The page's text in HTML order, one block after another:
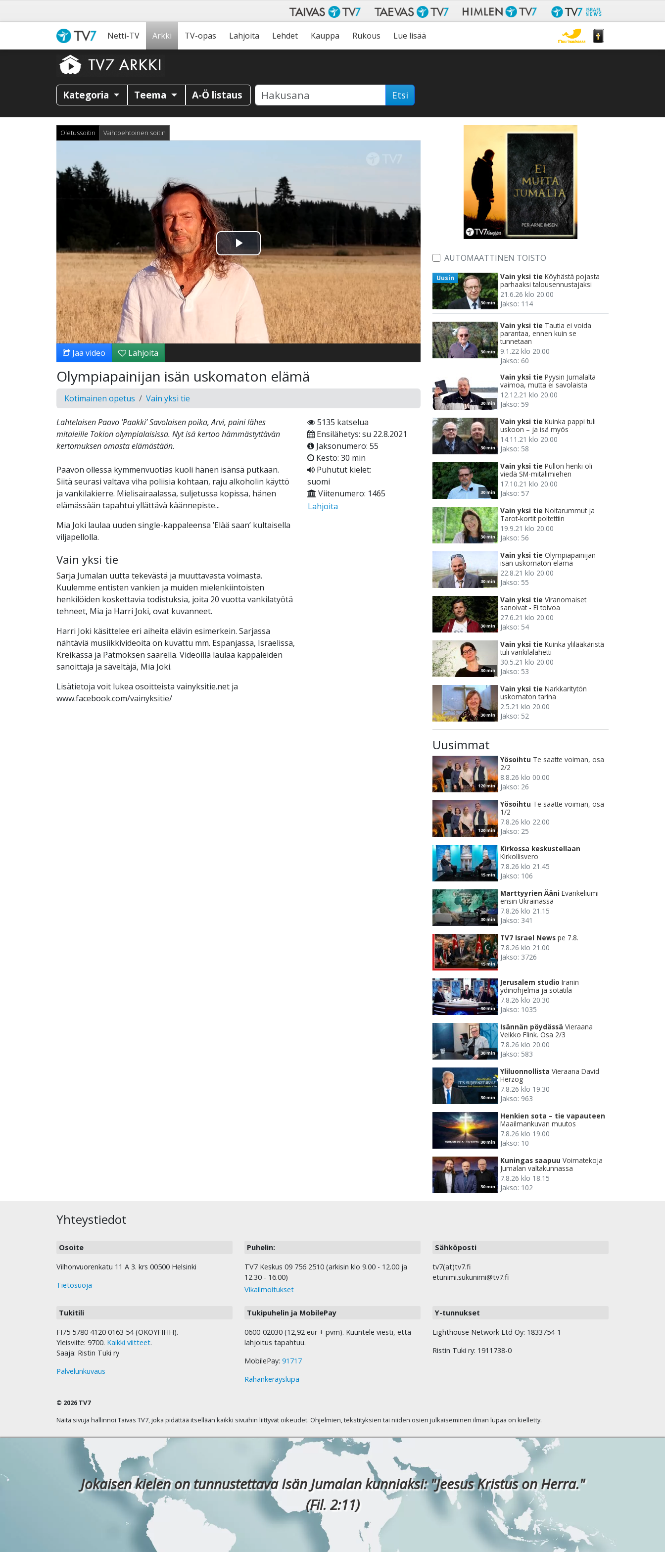
Netti-TV Arkki TV-opas Lahjoita Lehdet Kauppa Rukous Lue lisää
Kategoria Teema A-Ö listaus Etsi
Oletussoitin Vaihtoehtoinen soitin
Toista
Video
Jaa video Lahjoita
Olympiapainijan isän uskomaton elämä
Kotimainen opetus Vain yksi tie
Lahtelaisen Paavo ’Paakki’ Savolaisen poika, Arvi, paini lähes
mitaleille Tokion olympialaisissa. Nyt isä kertoo hämmästyttävän
kertomuksen omasta elämästään.
Paavon ollessa kymmenvuotias kuoli hänen isänsä putkaan.
Siitä seurasi valtava viha poliisia kohtaan, raju alkoholin käyttö
ja vankilakierre. Mielisairaalassa, suljetussa kopissa, hänen
elämässään tapahtui yllättävä käännepiste...
Mia Joki laulaa uuden single-kappaleensa ’Elää saan’ kultaisella
viljapellolla.
Vain yksi tie
Sarja Jumalan uutta tekevästä ja muuttavasta voimasta.
Kuulemme entisten vankien ja muiden mielenkiintoisten
henkilöiden koskettavia todistuksia, joita 20 vuotta vankilatyötä
tehneet, Mia ja Harri Joki, ovat kuvanneet.
Harri Joki käsittelee eri aiheita elävin esimerkein. Sarjassa
nähtäviä musiikkivideoita on kuvattu mm. Espanjassa, Israelissa,
Kreikassa ja Patmoksen saarella. Videoilla laulaa kappaleiden
sanoittaja ja säveltäjä, Mia Joki.
Lisätietoja voit lukea osoitteista vainyksitie.net ja
www.facebook.com/vainyksitie/
5135 katselua
Ensilähetys: su 22.8.2021
Jaksonumero: 55
Kesto: 30 min
Puhutut kielet:
suomi
Viitenumero: 1465
Lahjoita
AUTOMAATTINEN TOISTO
30 min
Uusin Vain yksi tie Köyhästä pojasta
parhaaksi talousennustajaksi
21.6.26 klo 20.00
Jakso: 114
30 min
Vain yksi tie Tautia ei voida
parantaa, ennen kuin se
tunnetaan
9.1.22 klo 20.00
Jakso: 60
30 min
Vain yksi tie Pyysin Jumalalta
vaimoa, mutta ei savolaista
12.12.21 klo 20.00
Jakso: 59
30 min
Vain yksi tie Kuinka pappi tuli
uskoon – ja isä myös
14.11.21 klo 20.00
Jakso: 58
30 min
Vain yksi tie Pullon henki oli
viedä SM-mitalimiehen
17.10.21 klo 20.00
Jakso: 57
30 min
Vain yksi tie Noitarummut ja
Tarot-kortit poltettiin
19.9.21 klo 20.00
Jakso: 56
30 min
Vain yksi tie Olympiapainijan
isän uskomaton elämä
22.8.21 klo 20.00
Jakso: 55
30 min
Vain yksi tie Viranomaiset
sanoivat - Ei toivoa
27.6.21 klo 20.00
Jakso: 54
30 min
Vain yksi tie Kuinka ylilääkäristä
tuli vankilalähetti
30.5.21 klo 20.00
Jakso: 53
30 min
Vain yksi tie Narkkaritytön
uskomaton tarina
2.5.21 klo 20.00
Jakso: 52
Uusimmat
120 min
Yösoihtu Te saatte voiman, osa
2/2
8.8.26 klo 00.00
Jakso: 26
120 min
Yösoihtu Te saatte voiman, osa
1/2
7.8.26 klo 22.00
Jakso: 25
15 min
Kirkossa keskustellaan
Kirkollisvero
7.8.26 klo 21.45
Jakso: 106
30 min
Marttyyrien Ääni Evankeliumi
ensin Ukrainassa
7.8.26 klo 21.15
Jakso: 341
15 min
TV7 Israel News pe 7.8.
7.8.26 klo 21.00
Jakso: 3726
30 min
Jerusalem studio Iranin
ydinohjelma ja sotatila
7.8.26 klo 20.30
Jakso: 1035
30 min
Isännän pöydässä Vieraana
Veikko Flink. Osa 2/3
7.8.26 klo 20.00
Jakso: 583
30 min
Yliluonnollista Vieraana David
Herzog
7.8.26 klo 19.30
Jakso: 963
30 min
Henkien sota – tie vapauteen
Maailmankuvan muutos
7.8.26 klo 19.00
Jakso: 10
30 min
Kuningas saapuu Voimatekoja
Jumalan valtakunnassa
7.8.26 klo 18.15
Jakso: 102
Yhteystiedot
Osoite
Vilhonvuorenkatu 11 A 3. krs 00500 Helsinki
Tietosuoja
Puhelin:
TV7 Keskus 09 756 2510 (arkisin klo 9.00 - 12.00 ja
12.30 - 16.00)
Vikailmoitukset
Sähköposti
tv7(at)tv7.fi
etunimi.sukunimi@tv7.fi
Tukitili
FI75 5780 4120 0163 54 (OKOYFIHH).
Yleisviite: 9700. Kaikki viitteet.
Saaja: Ristin Tuki ry
Palvelunkuvaus
Tukipuhelin ja MobilePay
0600-02030 (12,92 eur + pvm). Kuuntele viesti, että
lahjoitus tapahtuu.
MobilePay: 91717
Rahankeräyslupa
Y-tunnukset
Lighthouse Network Ltd Oy: 1833754-1
Ristin Tuki ry: 1911738-0
© 2026 TV7
Näitä sivuja hallinnoi Taivas TV7, joka pidättää itsellään kaikki sivuihin liittyvät oikeudet. Ohjelmien, tekstityksien tai niiden osien julkaiseminen ilman lupaa on kielletty.
Jokaisen kielen on tunnustettava Isän Jumalan kunniaksi: "Jeesus Kristus on Herra."
(Fil. 2:11)